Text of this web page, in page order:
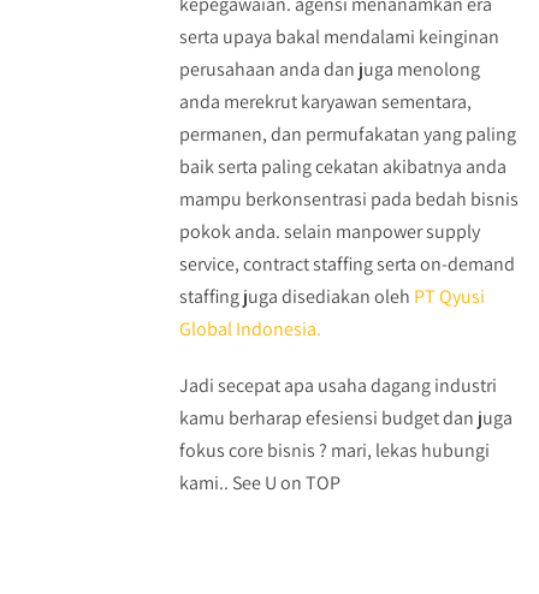
serta upaya bakal mendalami keinginan
perusahaan anda dan juga menolong
anda merekrut karyawan sementara,
permanen, dan permufakatan yang paling
baik serta paling cekatan akibatnya anda
mampu berkonsentrasi pada bedah bisnis
pokok anda. selain manpower supply
service, contract staffing serta on-demand
staffing juga disediakan oleh PT Qyusi
Global Indonesia.
Jadi secepat apa usaha dagang industri
kamu berharap efesiensi budget dan juga
fokus core bisnis ? mari, lekas hubungi
kami.. See U on TOP